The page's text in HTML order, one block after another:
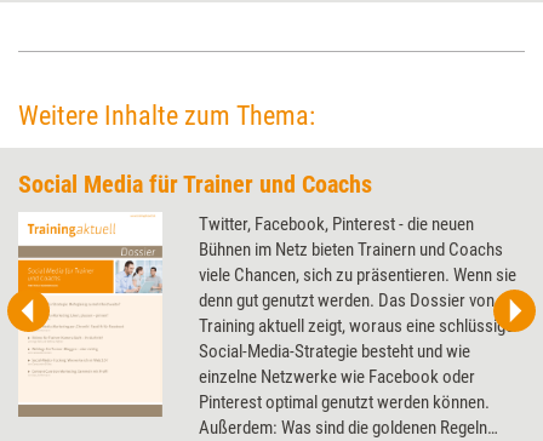
Weitere Inhalte zum Thema:
Social Media für Trainer und Coachs
Twitter, Facebook, Pinterest - die neuen
Bühnen im Netz bieten Trainern und Coachs
viele Chancen, sich zu präsentieren. Wenn sie
denn gut genutzt werden. Das Dossier von
Training aktuell zeigt, woraus eine schlüssige
Social-Media-Strategie besteht und wie
einzelne Netzwerke wie Facebook oder
Pinterest optimal genutzt werden können.
Außerdem: Was sind die goldenen Regeln